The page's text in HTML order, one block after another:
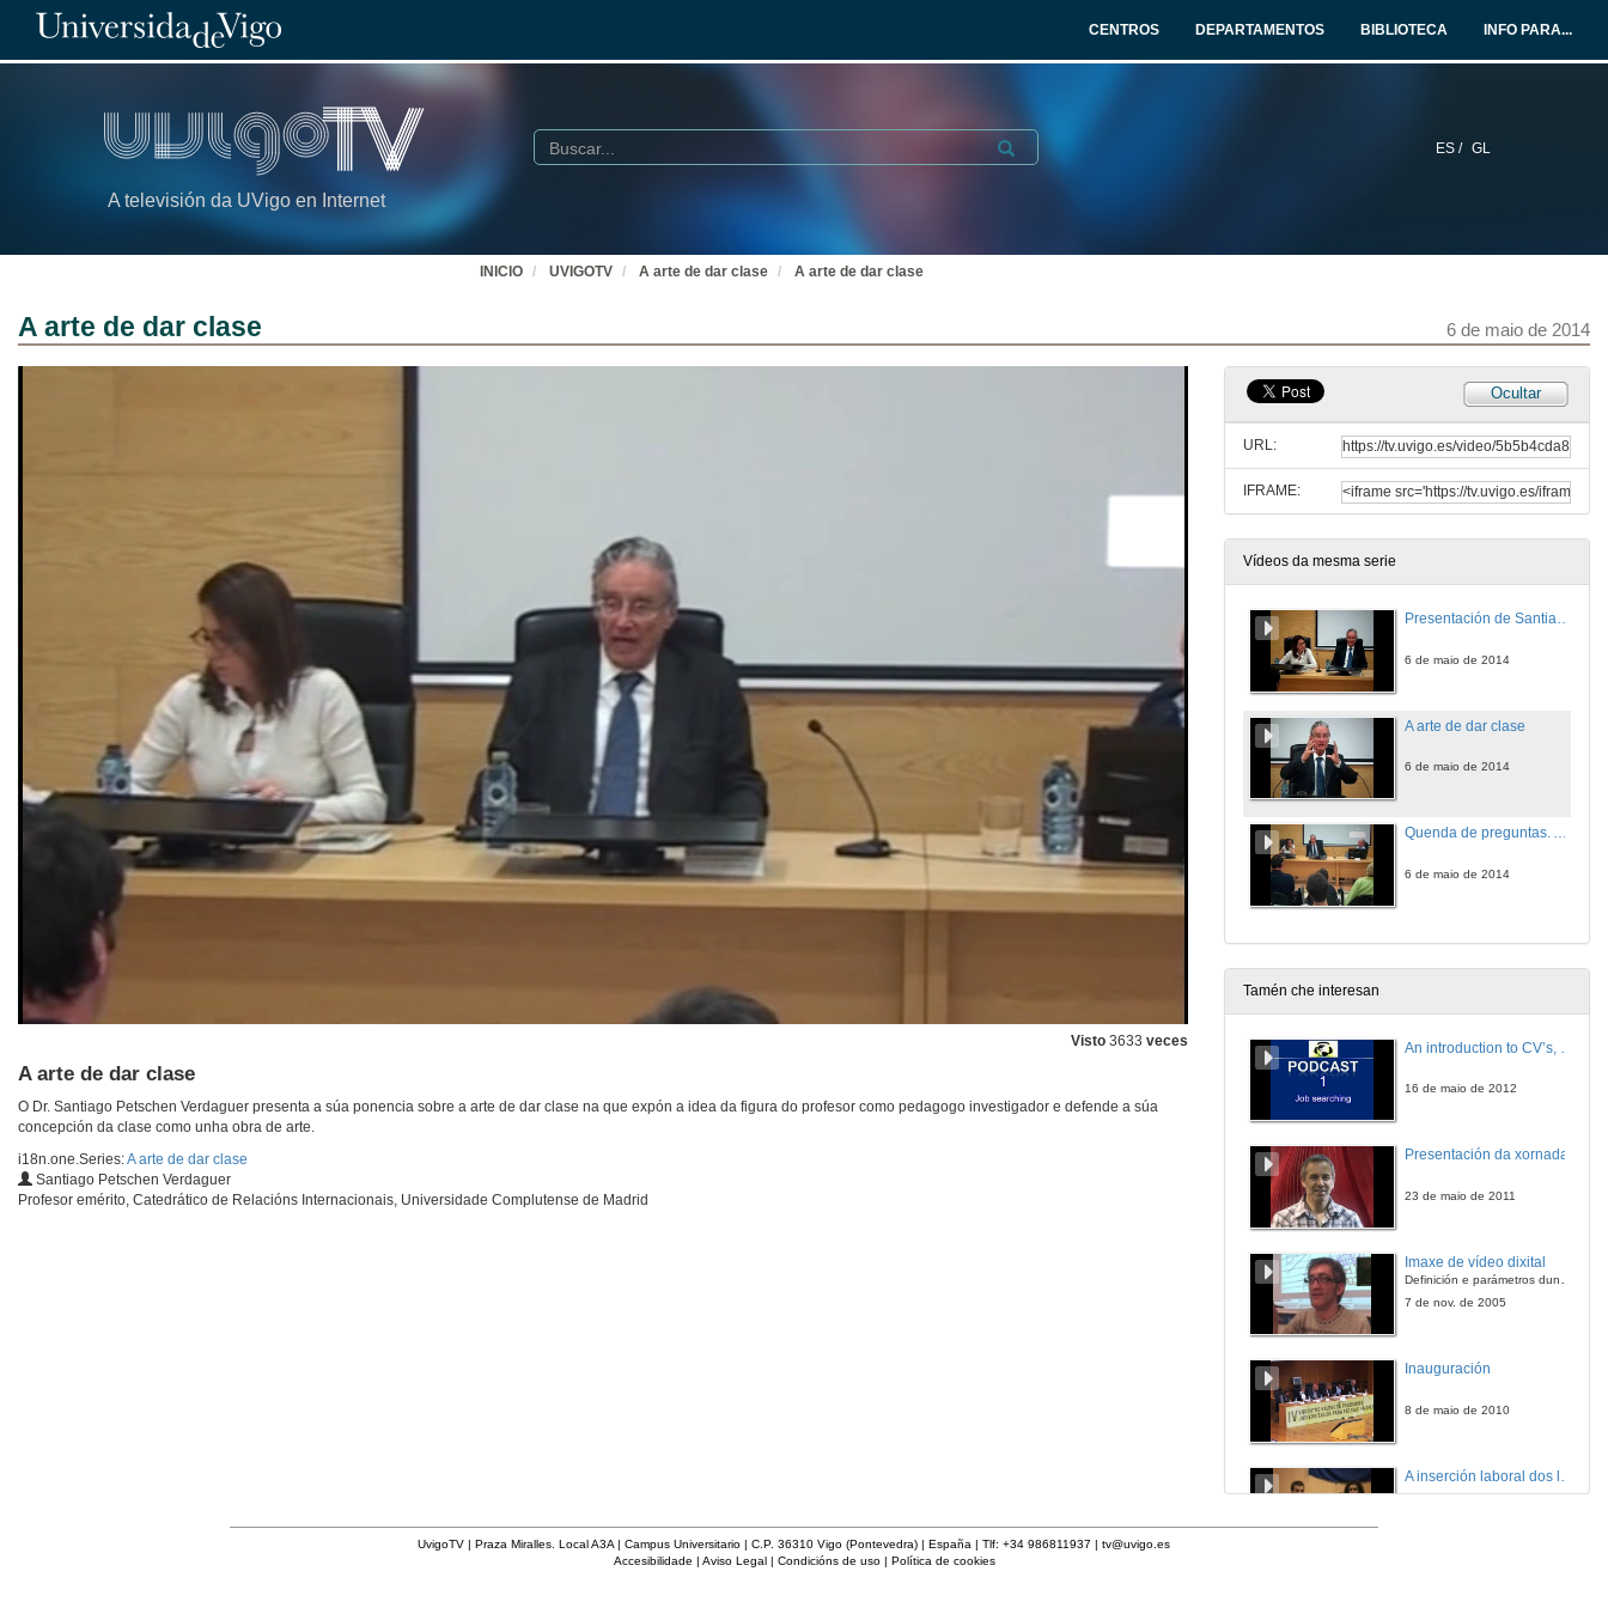
CENTROS DEPARTAMENTOS BIBLIOTECA INFO PARA...
A televisión da UVigo en Internet
ES / GL
Buscar Submit
INICIO UVIGOTV A arte de dar clase A arte de dar clase
A arte de dar clase 6 de maio de 2014
Visto 3633 veces
A arte de dar clase
O Dr. Santiago Petschen Verdaguer presenta a súa ponencia sobre a arte de dar clase na que expón a idea da figura do profesor como pedagogo investigador e defende a súa
concepción da clase como unha obra de arte.
i18n.one.Series:A arte de dar clase
Santiago Petschen Verdaguer
Profesor emérito, Catedrático de Relacións Internacionais, Universidade Complutense de Madrid
Ocultar
URL:
IFRAME:
Vídeos da mesma serie
Presentación de Santiago Petschen Verdaguer
6 de maio de 2014
A arte de dar clase
6 de maio de 2014
Quenda de preguntas. A arte de dar clase
6 de maio de 2014
Tamén che interesan
16 de maio de 2012
Presentación da xornada
23 de maio de 2011
Imaxe de vídeo dixital
Definición e parámetros dunha imaxe dixital. Resolución e Aspecto. Profundidade da cor. Compresión. Frame por segundo. Entrelazado. Campos, cadros
7 de nov. de 2005
Inauguración
8 de maio de 2010
UvigoTV | Praza Miralles. Local A3A | Campus Universitario | C.P. 36310 Vigo (Pontevedra) | España | Tlf: +34 986811937 | tv@uvigo.es
Accesibilidade | Aviso Legal| Condicións de uso| Política de cookies